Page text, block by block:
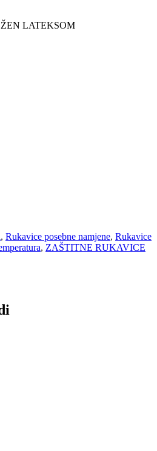
LATEKSOM
, Rukavice posebne namjene, Rukavice
, ZAŠTITNE RUKAVICE